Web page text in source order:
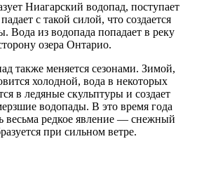
Ниагарский водопад, поступает
с такой силой, что создается
Вода из водопада попадает в реку
озера Онтарио.
также меняется сезонами. Зимой,
холодной, вода в некоторых
в ледяные скульптуры и создает
водопады. В это время года
весьма редкое явление — снежный
при сильном ветре.